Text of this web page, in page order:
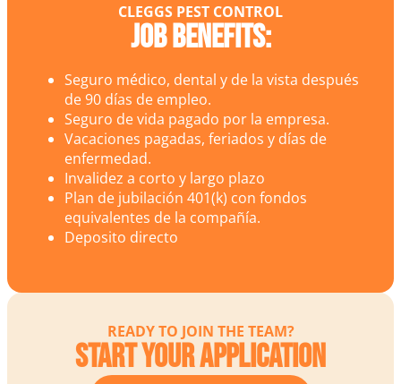
CLEGGS PEST CONTROL
Job Benefits:
Seguro médico, dental y de la vista después
de 90 días de empleo.
Seguro de vida pagado por la empresa.
Vacaciones pagadas, feriados y días de
enfermedad.
Invalidez a corto y largo plazo
Plan de jubilación 401(k) con fondos
equivalentes de la compañía.
Deposito directo
READY TO JOIN THE TEAM?
Start Your Application